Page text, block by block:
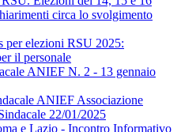
circa lo svolgimento
per elezioni RSU 2025:
il personale
ANIEF N. 2 - 13 gennaio
ANIEF Associazione
22/01/2025
e Lazio - Incontro Informativo